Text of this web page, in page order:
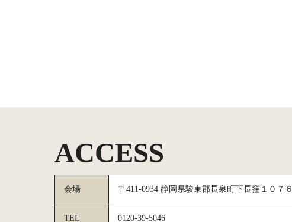
ACCESS
会場 〒411-0934 静岡県駿東郡長泉町下長窪１０７６
TEL 0120-39-5046